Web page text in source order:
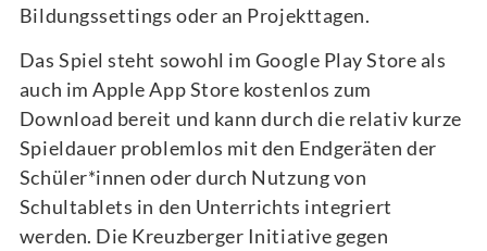
Bildungssettings oder an Projekttagen.
Das Spiel steht sowohl im Google Play Store als
auch im Apple App Store kostenlos zum
Download bereit und kann durch die relativ kurze
Spieldauer problemlos mit den Endgeräten der
Schüler*innen oder durch Nutzung von
Schultablets in den Unterrichts integriert
werden. Die Kreuzberger Initiative gegen